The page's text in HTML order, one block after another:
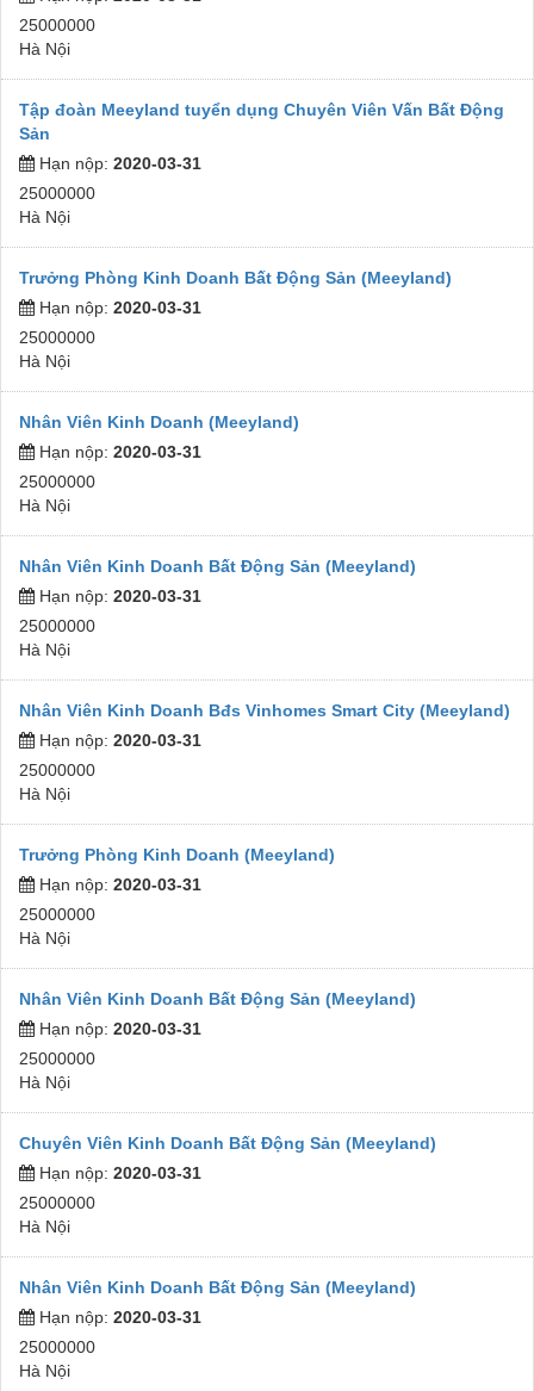
25000000
Hà Nội
Tập đoàn Meeyland tuyển dụng Chuyên Viên Vấn Bất Động
Sản
Hạn nộp: 2020-03-31
25000000
Hà Nội
Trưởng Phòng Kinh Doanh Bất Động Sản (Meeyland)
Hạn nộp: 2020-03-31
25000000
Hà Nội
Nhân Viên Kinh Doanh (Meeyland)
Hạn nộp: 2020-03-31
25000000
Hà Nội
Nhân Viên Kinh Doanh Bất Động Sản (Meeyland)
Hạn nộp: 2020-03-31
25000000
Hà Nội
Nhân Viên Kinh Doanh Bđs Vinhomes Smart City (Meeyland)
Hạn nộp: 2020-03-31
25000000
Hà Nội
Trưởng Phòng Kinh Doanh (Meeyland)
Hạn nộp: 2020-03-31
25000000
Hà Nội
Nhân Viên Kinh Doanh Bất Động Sản (Meeyland)
Hạn nộp: 2020-03-31
25000000
Hà Nội
Chuyên Viên Kinh Doanh Bất Động Sản (Meeyland)
Hạn nộp: 2020-03-31
25000000
Hà Nội
Nhân Viên Kinh Doanh Bất Động Sản (Meeyland)
Hạn nộp: 2020-03-31
25000000
Hà Nội